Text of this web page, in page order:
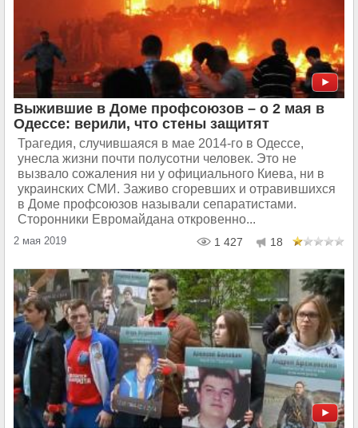
Выжившие в Доме профсоюзов – о 2 мая в
Одессе: верили, что стены защитят
Трагедия, случившаяся в мае 2014-го в Одессе,
унесла жизни почти полусотни человек. Это не
вызвало сожаления ни у официального Киева, ни в
украинских СМИ. Заживо сгоревших и отравившихся
в Доме профсоюзов называли сепаратистами.
Сторонники Евромайдана откровенно...
2 мая 2019 1 427 18